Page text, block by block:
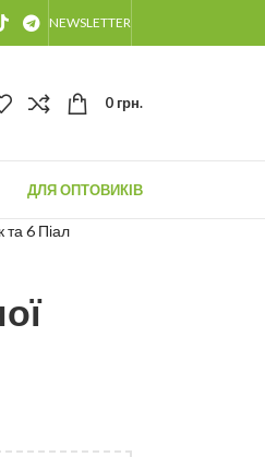
NEWSLETTER
0 грн.
ДЛЯ ОПТОВИКІВ
та 6 Піал